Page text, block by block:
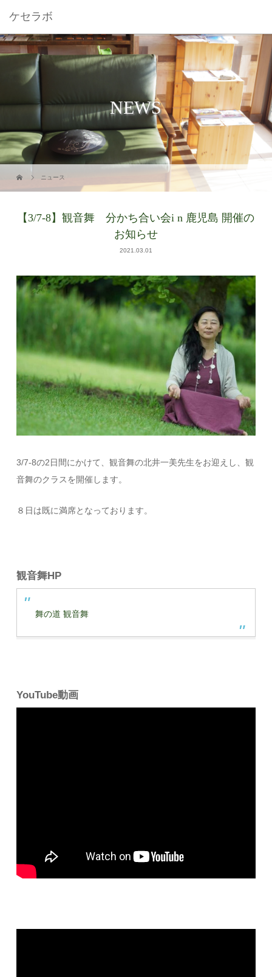
ケセラボ
NEWS
ニュース
【3/7-8】観音舞 分かち合い会i n 鹿児島 開催の
お知らせ
2021.03.01
3/7-8の2日間にかけて、観音舞の北井一美先生をお迎えし、観
音舞のクラスを開催します。
８日は既に満席となっております。
観音舞HP
舞の道 観音舞
YouTube動画